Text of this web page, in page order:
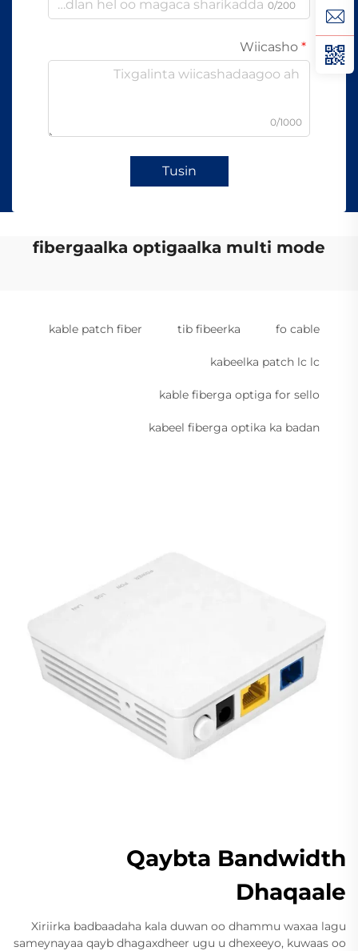
0/200
0/1000
Tusin
fibergaalka optigaalka multi mode
fo cable
tib fibeerka
kable patch fiber
kabeelka patch lc lc
kable fiberga optiga for sello
kabeel fiberga optika ka badan
Qaybta Bandwidth
Dhaqaale
Xiriirka badbaadaha kala duwan oo dhammu waxaa lagu
sameynayaa qayb dhagaxdheer ugu u dhexeeyo, kuwaas oo